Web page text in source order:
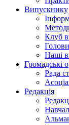
Випускнику
Клуб
Наші
Громадські
Рада
Редакція